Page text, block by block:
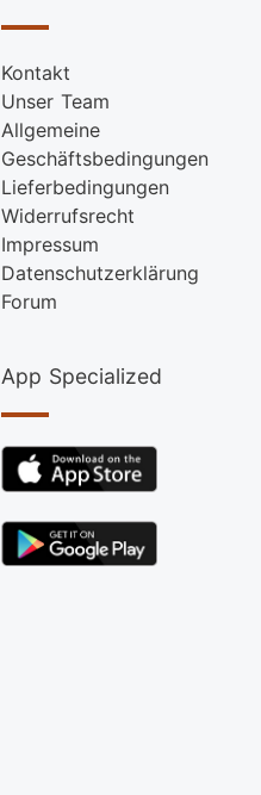
Kontakt
Unser Team
Allgemeine
Geschäftsbedingungen
Lieferbedingungen
Widerrufsrecht
Impressum
Datenschutzerklärung
Forum
App Specialized